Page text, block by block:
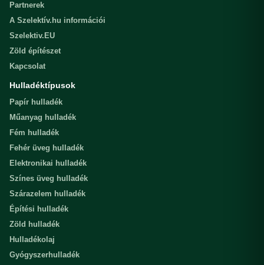
Partnerek
A Szelektív.hu információi
Szelektiv.EU
Zöld építészet
Kapcsolat
Hulladéktípusok
Papír hulladék
Műanyag hulladék
Fém hulladék
Fehér üveg hulladék
Elektronikai hulladék
Színes üveg hulladék
Szárazelem hulladék
Építési hulladék
Zöld hulladék
Hulladékolaj
Gyógyszerhulladék